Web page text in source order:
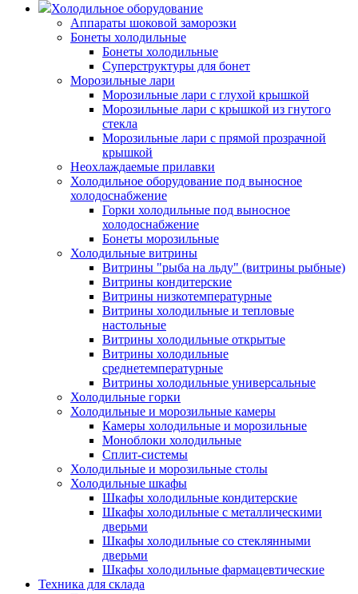
Холодильное оборудование
Аппараты шоковой заморозки
Бонеты холодильные
Бонеты холодильные
Суперструктуры для бонет
Морозильные лари
Морозильные лари с глухой крышкой
Морозильные лари с крышкой из гнутого
стекла
Морозильные лари с прямой прозрачной
крышкой
Неохлаждаемые прилавки
Холодильное оборудование под выносное
холодоснабжение
Горки холодильные под выносное
холодоснабжение
Бонеты морозильные
Холодильные витрины
Витрины "рыба на льду" (витрины рыбные)
Витрины кондитерские
Витрины низкотемпературные
Витрины холодильные и тепловые
настольные
Витрины холодильные открытые
Витрины холодильные
среднетемпературные
Витрины холодильные универсальные
Холодильные горки
Холодильные и морозильные камеры
Камеры холодильные и морозильные
Моноблоки холодильные
Сплит-системы
Холодильные и морозильные столы
Холодильные шкафы
Шкафы холодильные кондитерские
Шкафы холодильные с металлическими
дверьми
Шкафы холодильные со стеклянными
дверьми
Шкафы холодильные фармацевтические
Техника для склада